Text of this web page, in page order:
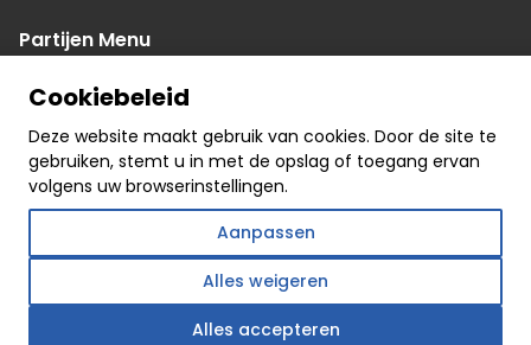
Cookiebeleid
Deze website maakt gebruik van cookies. Door de site te
gebruiken, stemt u in met de opslag of toegang ervan
volgens uw browserinstellingen.
Aanpassen
Alles weigeren
Alles accepteren
Partijen Menu
Filosofie en waarden
Historie
Projecten
Privacy Policy
Contact